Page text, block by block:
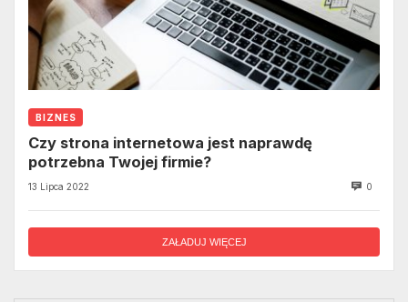
BIZNES
Czy strona internetowa jest naprawdę
potrzebna Twojej firmie?
13 Lipca 2022 0
ZAŁADUJ WIĘCEJ